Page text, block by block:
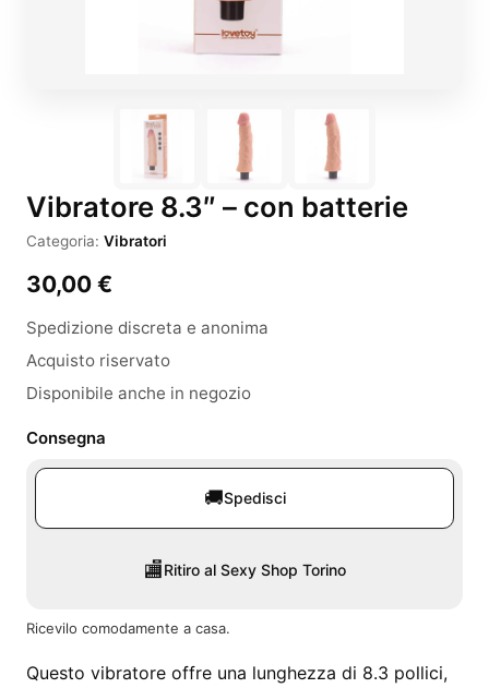
Vibratore 8.3″ – con batterie
Categoria: Vibratori
30,00 €
Spedizione discreta e anonima
Acquisto riservato
Disponibile anche in negozio
Consegna
🚚Spedisci
🏬Ritiro al Sexy Shop Torino
Ricevilo comodamente a casa.
Questo vibratore offre una lunghezza di 8.3 pollici,